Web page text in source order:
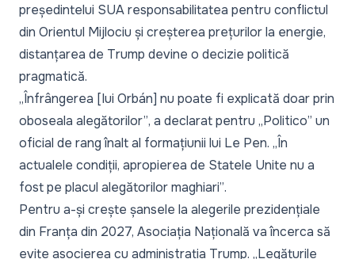
președintelui SUA responsabilitatea pentru conflictul
din Orientul Mijlociu și creșterea prețurilor la energie,
distanțarea de Trump devine o decizie politică
pragmatică.
„Înfrângerea [lui Orbán] nu poate fi explicată doar prin
oboseala alegătorilor”, a declarat pentru „Politico” un
oficial de rang înalt al formațiunii lui Le Pen. „În
actualele condiții, apropierea de Statele Unite nu a
fost pe placul alegătorilor maghiari”.
Pentru a-și crește șansele la alegerile prezidențiale
din Franța din 2027, Asociația Națională va încerca să
evite asocierea cu administrația Trump. „Legăturile